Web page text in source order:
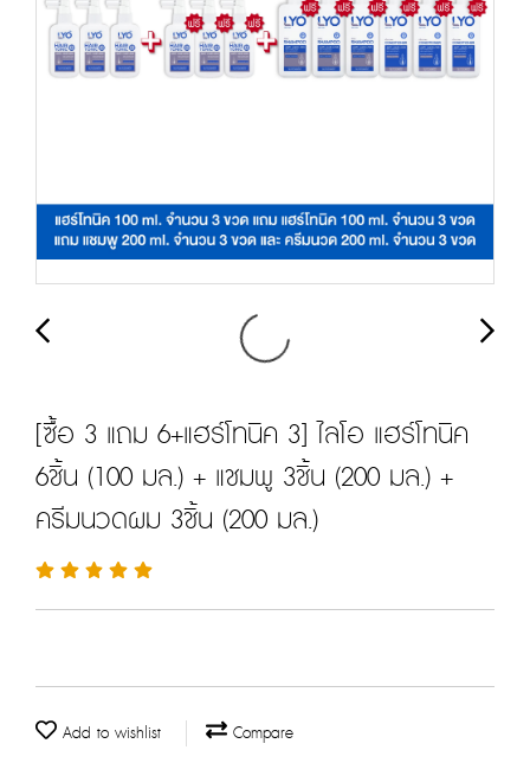
[ซื้อ 3 แถม 6+แฮร์โทนิค 3] ไลโอ แฮร์โทนิค
6ชิ้น (100 มล.) + แชมพู 3ชิ้น (200 มล.) +
ครีมนวดผม 3ชิ้น (200 มล.)
Add to wishlist Compare